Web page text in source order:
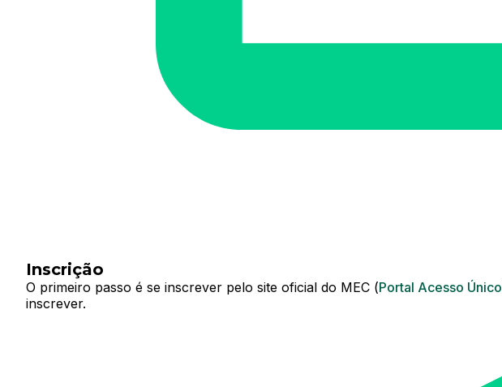
Inscrição
O primeiro passo é se inscrever pelo site oficial do MEC (Portal Acesso Único
inscrever.